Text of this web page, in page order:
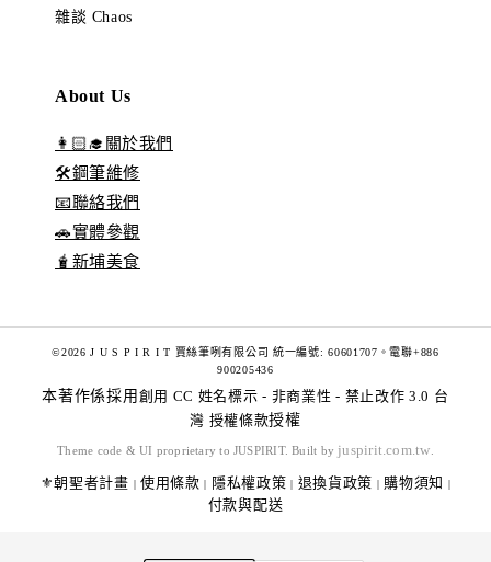
雜談 Chaos
About Us
👩🏻‍🎓關於我們
🛠️鋼筆維修
📧聯絡我們
🚗實體參觀
🧋新埔美食
©2026 J U S P I R I T 賈絲筆咧有限公司 統一編號: 60601707。電聯+886
900205436
本著作係採用 創用 CC 姓名標示 - 非商業性 - 禁止改作 3.0 台
灣 授權條款授權
Theme code & UI proprietary to JUSPIRIT. Built by juspirit.com.tw
⚜️朝聖者計畫 | 使用條款 | 隱私權政策 | 退換貨政策 | 購物須知 |
付款與配送